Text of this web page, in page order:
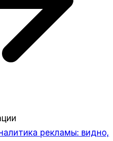
рекламы: видно,